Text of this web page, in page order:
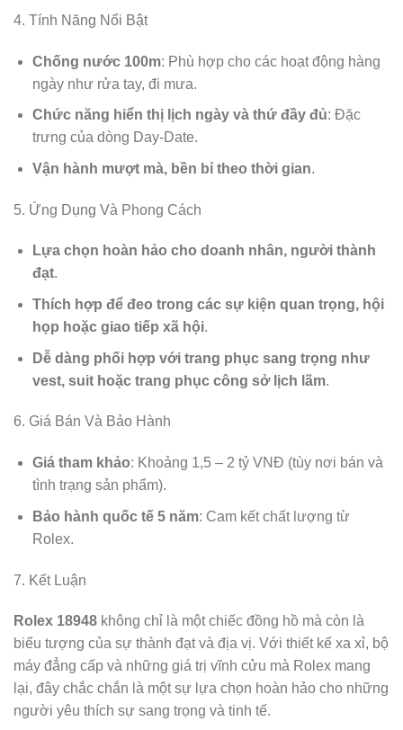
4. Tính Năng Nổi Bật
Chống nước 100m: Phù hợp cho các hoạt động hàng
ngày như rửa tay, đi mưa.
Chức năng hiển thị lịch ngày và thứ đầy đủ: Đặc
trưng của dòng Day-Date.
Vận hành mượt mà, bền bỉ theo thời gian.
5. Ứng Dụng Và Phong Cách
Lựa chọn hoàn hảo cho doanh nhân, người thành
đạt.
Thích hợp để đeo trong các sự kiện quan trọng, hội
họp hoặc giao tiếp xã hội.
Dễ dàng phối hợp với trang phục sang trọng như
vest, suit hoặc trang phục công sở lịch lãm.
6. Giá Bán Và Bảo Hành
Giá tham khảo: Khoảng 1,5 – 2 tỷ VNĐ (tùy nơi bán và
tình trạng sản phẩm).
Bảo hành quốc tế 5 năm: Cam kết chất lượng từ
Rolex.
7. Kết Luận
Rolex 18948 không chỉ là một chiếc đồng hồ mà còn là
biểu tượng của sự thành đạt và địa vị. Với thiết kế xa xỉ, bộ
máy đẳng cấp và những giá trị vĩnh cửu mà Rolex mang
lại, đây chắc chắn là một sự lựa chọn hoàn hảo cho những
người yêu thích sự sang trọng và tinh tế.